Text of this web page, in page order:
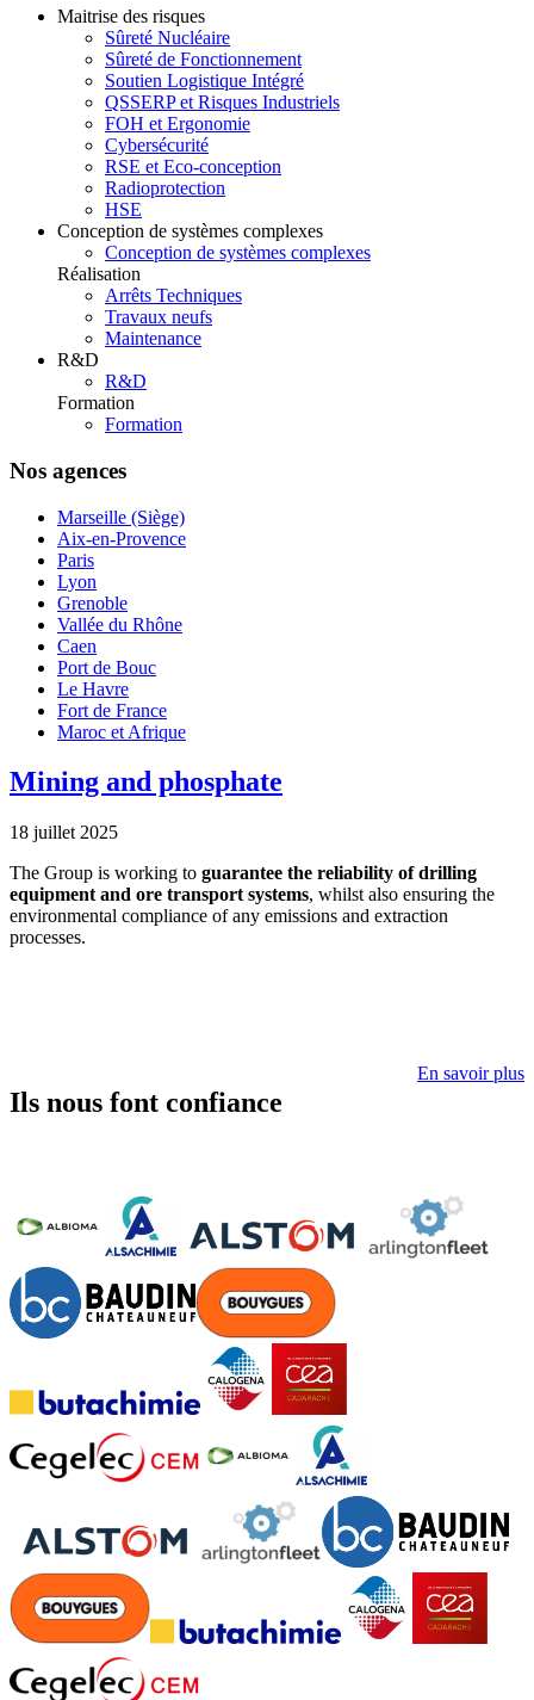
Maitrise des risques
Sûreté Nucléaire
Sûreté de Fonctionnement
Soutien Logistique Intégré
QSSERP et Risques Industriels
FOH et Ergonomie
Cybersécurité
RSE et Eco-conception
Radioprotection
HSE
Conception de systèmes complexes
Conception de systèmes complexes
Réalisation
Arrêts Techniques
Travaux neufs
Maintenance
R&D
R&D
Formation
Formation
Nos agences
Marseille (Siège)
Aix-en-Provence
Paris
Lyon
Grenoble
Vallée du Rhône
Caen
Port de Bouc
Le Havre
Fort de France
Maroc et Afrique
Mining and phosphate
18 juillet 2025
The Group is working to guarantee the reliability of drilling
equipment and ore transport systems, whilst also ensuring the
environmental compliance of any emissions and extraction
processes.
Ils nous font confiance
En savoir plus